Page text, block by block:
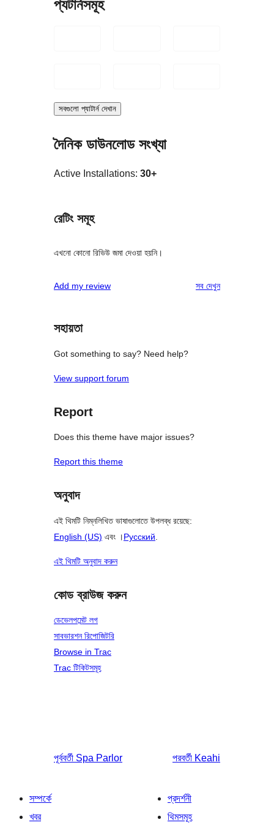
প্যটার্নসমূহ
সবগুলো প্যাটার্ন দেখান
দৈনিক ডাউনলোড সংখ্যা
Active Installations: 30+
রেটিং সমূহ
এখনো কোনো রিভিউ জমা দেওয়া হয়নি।
Add my review সবরিভিউ
দেখুন
সহায়তা
Got something to say? Need help?
View support forum
Report
Does this theme have major issues?
Report this theme
অনুবাদ
এই থিমটি নিম্নলিখিত ভাষাগুলোতে উপলব্ধ রয়েছে:
English (US) এবং ।Русский
এই থিমটি অনুবাদ করুন
কোড ব্রাউজ করুন
ডেভেলপমেন্ট লগ
সাবভারশন রিপোজিটরি
Browse in Trac
Trac টিকিটসমূহ
পূর্ববর্তী Spa Parlor পরবর্তী Keahi
সম্পর্কে
খবর
প্রদর্শনী
থিমসমূহ